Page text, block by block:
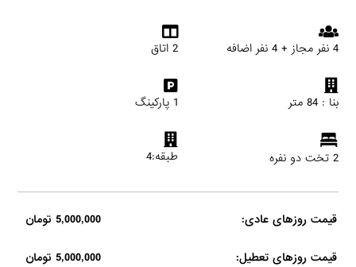
4 نفر مجاز + 4 نفر اضافه 2 اتاق
بنا : 84 متر 1 پارکینگ
2 تخت دو نفره طبقه:4
قیمت روزهای عادی: 5,000,000 تومان
قیمت روزهای تعطیل: 5,000,000 تومان